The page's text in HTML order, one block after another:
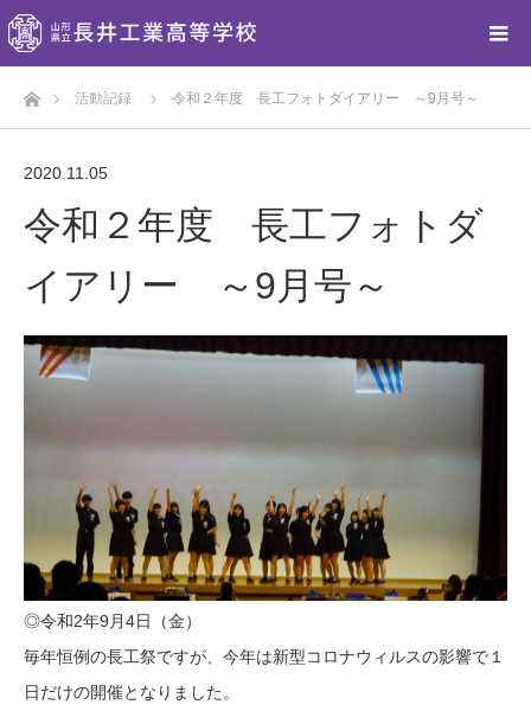
ホーム活動記録 令和２年度 長工フォトダイアリー ～9月号～
2020.11.05
令和２年度 長工フォトダ
イアリー ～9月号～
◎令和2年9月4日（金）
毎年恒例の長工祭ですが、今年は新型コロナウィルスの影響で１
日だけの開催となりました。